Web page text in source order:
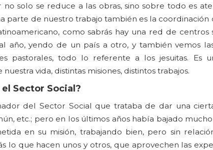
solo se reduce a las obras, sino sobre todo es
parte de nuestro trabajo también es la coordinación
como sabrás hay una red de centros
año, yendo de un país a otro, y también vemos
pastorales, todo lo referente a los jesuitas. Es
vida, distintas misiones, distintos trabajos.
Sector Social?
del Sector Social que trataba de dar una
etc.; pero en los últimos años había bajado
en su misión, trabajando bien, pero sin
que hacen unos y otros, que aprovechen las